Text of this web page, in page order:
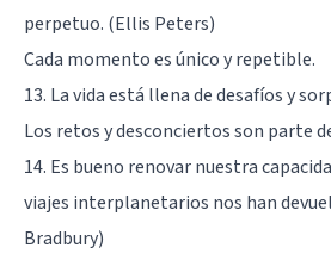
perpetuo. (Ellis Peters)
Cada momento es único y repetible.
13. La vida está llena de desafíos y
Los retos y desconciertos son parte
14. Es bueno renovar nuestra
viajes interplanetarios nos han
Bradbury)